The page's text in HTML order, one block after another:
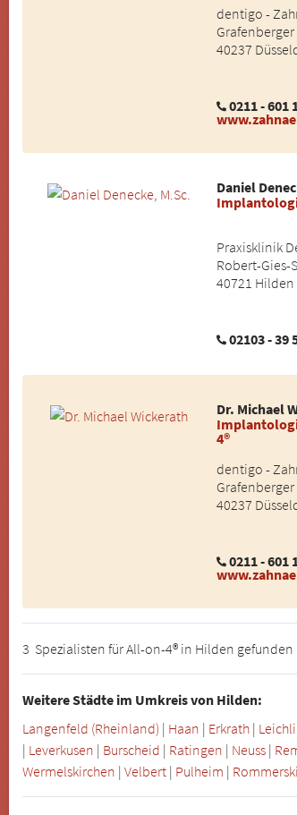
dentigo -
Grafenberger
40237
0211 - 601
Daniel
Praxisklinik
Robert-Gies-
40721 Hilden
02103 - 39
Dr. Michael
4®
dentigo -
Grafenberger
40237
0211 - 601
3 Spezialisten für All-on-4® in Hilden gefunden
Weitere Städte im Umkreis von Hilden:
Langenfeld (Rheinland) | Haan | Erkrath |
| Leverkusen | Burscheid | Ratingen | Neuss |
Wermelskirchen |Velbert | Pulheim |